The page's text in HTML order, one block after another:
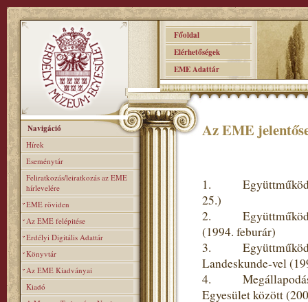
Főoldal
Elérhetőségek
EME Adattár
Navigáció
Hírek
Eseménytár
Feliratkozás/leiratkozás az EME
hírlevelére
EME röviden
Az EME felépitése
Erdélyi Digitális Adattár
Könyvtár
Az EME Kiadványai
Kiadó
Az EME
1. Együttműködési
25.)
2. Együttműködési
(1994. feburár)
3. Együttműködési
Landeskunde-vel
4. Megállapodás a
Egyesület között